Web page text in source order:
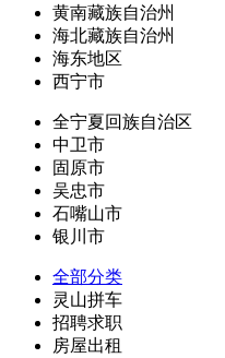
黄南藏族自治州
海北藏族自治州
海东地区
西宁市
全宁夏回族自治区
中卫市
固原市
吴忠市
石嘴山市
银川市
全部分类
灵山拼车
招聘求职
房屋出租